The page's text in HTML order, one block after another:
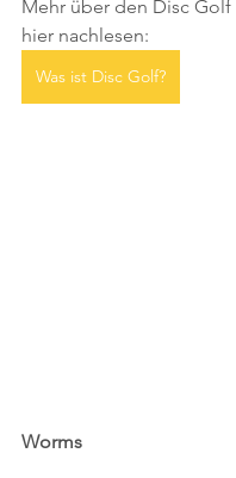
Mehr über den Disc
hier nachlesen:
Was ist Disc Golf?
Worms